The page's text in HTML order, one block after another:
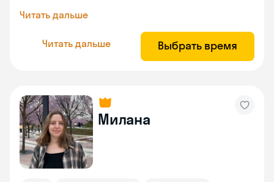
Читать дальше
Читать дальше Выбрать время
Милана